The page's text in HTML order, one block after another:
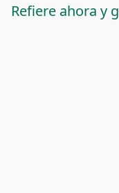
Refiere ahora y